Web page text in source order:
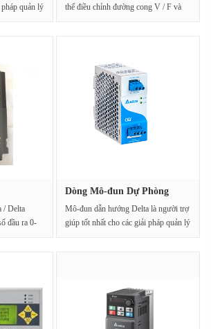
quản lý
thể điều chỉnh đường cong V / F và
/ Delta
đầu ra 0-
Dòng Mô-đun Dự Phòng
Delta Cli···
Mô-đun dẫn hướng Delta là người trợ
giúp tốt nhất cho các giải pháp quản lý